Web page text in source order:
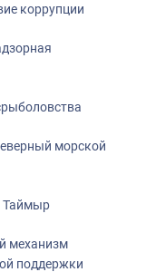
коррупции
морской
Таймыр
механизм
поддержки